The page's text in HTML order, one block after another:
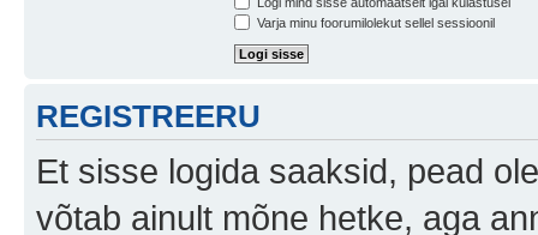
Varja minu foorumilolekut sellel sessioonil
REGISTREERU
Et sisse logida saaksid, pead
võtab ainult mõne hetke, aga